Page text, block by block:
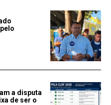
a disputa
de ser o